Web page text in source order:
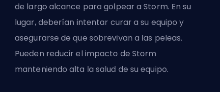
de largo alcance para golpear a Storm. En su
lugar, deberían intentar curar a su equipo y
asegurarse de que sobrevivan a las peleas.
Pueden reducir el impacto de Storm
manteniendo alta la salud de su equipo.